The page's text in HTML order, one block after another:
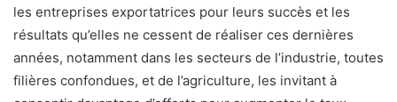
les entreprises exportatrices pour leurs succès et les
résultats qu’elles ne cessent de réaliser ces dernières
années, notamment dans les secteurs de l’industrie, toutes
filières confondues, et de l’agriculture, les invitant à